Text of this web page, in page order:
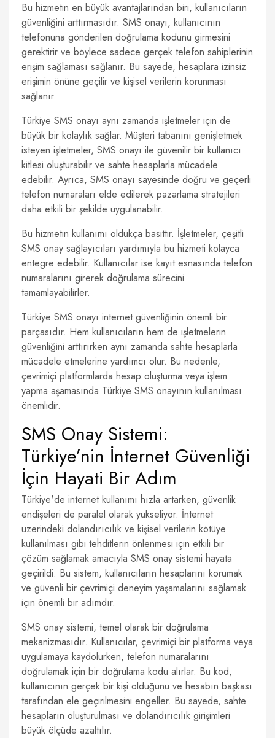
Bu hizmetin en büyük avantajlarından biri, kullanıcıların
güvenliğini arttırmasıdır. SMS onayı, kullanıcının
telefonuna gönderilen doğrulama kodunu girmesini
gerektirir ve böylece sadece gerçek telefon sahiplerinin
erişim sağlaması sağlanır. Bu sayede, hesaplara izinsiz
erişimin önüne geçilir ve kişisel verilerin korunması
sağlanır.
Türkiye SMS onayı aynı zamanda işletmeler için de
büyük bir kolaylık sağlar. Müşteri tabanını genişletmek
isteyen işletmeler, SMS onayı ile güvenilir bir kullanıcı
kitlesi oluşturabilir ve sahte hesaplarla mücadele
edebilir. Ayrıca, SMS onayı sayesinde doğru ve geçerli
telefon numaraları elde edilerek pazarlama stratejileri
daha etkili bir şekilde uygulanabilir.
Bu hizmetin kullanımı oldukça basittir. İşletmeler, çeşitli
SMS onay sağlayıcıları yardımıyla bu hizmeti kolayca
entegre edebilir. Kullanıcılar ise kayıt esnasında telefon
numaralarını girerek doğrulama sürecini
tamamlayabilirler.
Türkiye SMS onayı internet güvenliğinin önemli bir
parçasıdır. Hem kullanıcıların hem de işletmelerin
güvenliğini arttırırken aynı zamanda sahte hesaplarla
mücadele etmelerine yardımcı olur. Bu nedenle,
çevrimiçi platformlarda hesap oluşturma veya işlem
yapma aşamasında Türkiye SMS onayının kullanılması
önemlidir.
SMS Onay Sistemi:
Türkiye’nin İnternet Güvenliği
İçin Hayati Bir Adım
Türkiye'de internet kullanımı hızla artarken, güvenlik
endişeleri de paralel olarak yükseliyor. İnternet
üzerindeki dolandırıcılık ve kişisel verilerin kötüye
kullanılması gibi tehditlerin önlenmesi için etkili bir
çözüm sağlamak amacıyla SMS onay sistemi hayata
geçirildi. Bu sistem, kullanıcıların hesaplarını korumak
ve güvenli bir çevrimiçi deneyim yaşamalarını sağlamak
için önemli bir adımdır.
SMS onay sistemi, temel olarak bir doğrulama
mekanizmasıdır. Kullanıcılar, çevrimiçi bir platforma veya
uygulamaya kaydolurken, telefon numaralarını
doğrulamak için bir doğrulama kodu alırlar. Bu kod,
kullanıcının gerçek bir kişi olduğunu ve hesabın başkası
tarafından ele geçirilmesini engeller. Bu sayede, sahte
hesapların oluşturulması ve dolandırıcılık girişimleri
büyük ölçüde azaltılır.